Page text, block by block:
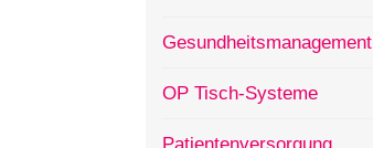
Gesundheitsmanagement
OP Tisch-Systeme